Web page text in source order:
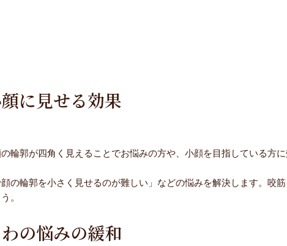
に見せる効果
輪郭が四角く見えることでお悩みの方や、小顔を目指している方に
の輪郭を小さく見せるのが難しい」などの悩みを解決します。咬
。
わの悩みの緩和